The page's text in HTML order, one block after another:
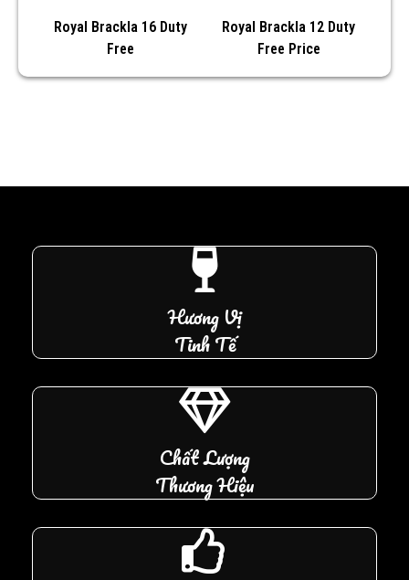
Royal Brackla 16 Duty
Free
Royal Brackla 12 Duty
Free Price
Hương Vị
Tinh Tế
Chất Lượng
Thương Hiệu